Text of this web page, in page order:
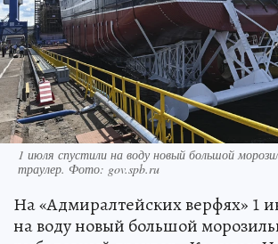
1 июля спустили на воду новый большой
траулер. Фото: gov.spb.ru
На «Адмиралтейских верфях» 1
на воду новый большой